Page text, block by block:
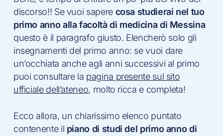
discorso!! Se vuoi sapere cosa studierai nel tuo
primo anno alla facoltà di medicina di Messina
questo è il paragrafo giusto. Elencherò solo gli
insegnamenti del primo anno: se vuoi dare
un’occhiata anche agli anni successivi al primo
puoi consultare la pagina presente sul sito
ufficiale dell’ateneo, molto ricca e completa!
Ecco allora, un chiarissimo elenco puntato
contenente il piano di studi del primo anno di